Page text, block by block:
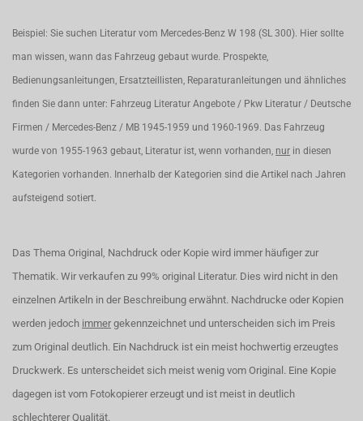
Beispiel: Sie suchen Literatur vom Mercedes-Benz W 198 (SL 300). Hier sollte
man wissen, wann das Fahrzeug gebaut wurde. Prospekte,
Bedienungsanleitungen, Ersatzteillisten, Reparaturanleitungen und ähnliches
finden Sie dann unter: Fahrzeug Literatur Angebote / Pkw Literatur / Deutsche
Firmen / Mercedes-Benz / MB 1945-1959 und 1960-1969. Das Fahrzeug
wurde von 1955-1963 gebaut, Literatur ist, wenn vorhanden, nur in diesen
Kategorien vorhanden. Innerhalb der Kategorien sind die Artikel nach Jahren
aufsteigend sotiert.
Das Thema Original, Nachdruck oder Kopie wird immer häufiger zur
Thematik. Wir verkaufen zu 99% original Literatur. Dies wird nicht in den
einzelnen Artikeln in der Beschreibung erwähnt. Nachdrucke oder Kopien
werden jedoch immer gekennzeichnet und unterscheiden sich im Preis
zum Original deutlich. Ein Nachdruck ist ein meist hochwertig erzeugtes
Druckwerk. Es unterscheidet sich meist wenig vom Original. Eine Kopie
dagegen ist vom Fotokopierer erzeugt und ist meist in deutlich
schlechterer Qualität.